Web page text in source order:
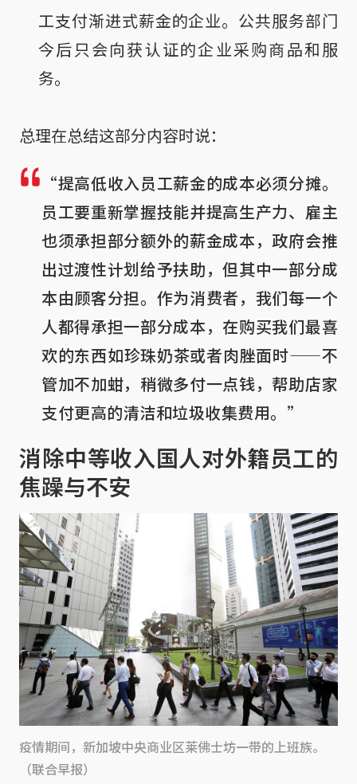
工支付渐进式薪金的企业。公共服务部门
今后只会向获认证的企业采购商品和服
务。
总理在总结这部分内容时说：
“提高低收入员工薪金的成本必须分摊。
员工要重新掌握技能并提高生产力、雇主
也须承担部分额外的薪金成本，政府会推
出过渡性计划给予扶助，但其中一部分成
本由顾客分担。作为消费者，我们每一个
人都得承担一部分成本，在购买我们最喜
欢的东西如珍珠奶茶或者肉脞面时——不
管加不加蚶，稍微多付一点钱，帮助店家
支付更高的清洁和垃圾收集费用。”
消除中等收入国人对外籍员工的
焦躁与不安
疫情期间，新加坡中央商业区莱佛士坊一带的上班族。
（联合早报）